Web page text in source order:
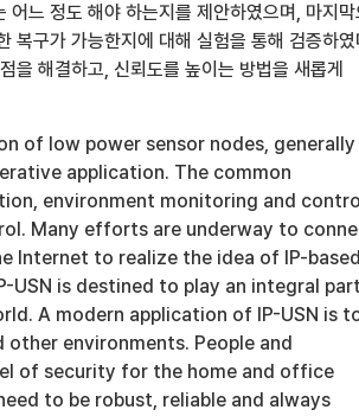
느 정도 해야 하는지를 제안하였으며, 마지막
복구가 가능한지에 대해 실험을 통해 검증하였
을 해결하고, 신뢰도를 높이는 방법을 새롭게
of low power sensor nodes, generally
application. The common
environment monitoring and
Many efforts are underway to
Internet to realize the idea of IP-based
USN is destined to play an integral
A modern application of IP-USN is
environments. People and
of security for the home and office
to be robust, reliable and always